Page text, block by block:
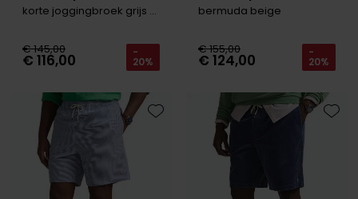
korte joggingbroek grijs B&T
€ 145,00
€ 116,00 -
20%
bermuda beige
€ 155,00
€ 124,00 -
20%
Toevoegen aan favorieten